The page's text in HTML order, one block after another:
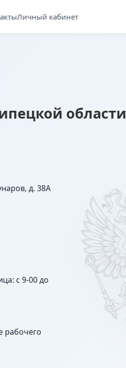
Личный кабинет
области
д. 38А
с 9-00 до
рабочего